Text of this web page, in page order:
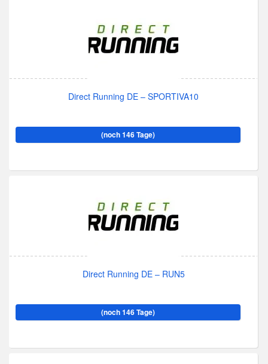
Direct Running DE – SPORTIVA10
(noch 146 Tage)
Direct Running DE – RUN5
(noch 146 Tage)